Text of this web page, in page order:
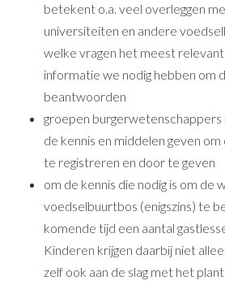
betekent o.a. veel overleggen
universiteiten en andere
welke vragen het meest
informatie we nodig hebben om
beantwoorden
groepen burgerwetenschappers
de kennis en middelen geven
te registreren en door te geven
om de kennis die nodig is om de
voedselbuurtbos (enigszins) te
komende tijd een aantal
Kinderen krijgen daarbij niet
zelf ook aan de slag met het